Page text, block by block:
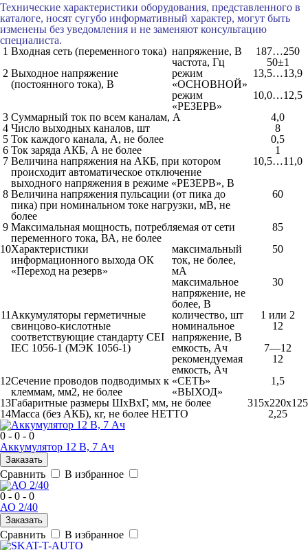
Технические характеристики оборудования, представленного в
каталоге, носят сугубо информативный характер, могут быть
изменены без уведомления и не заменяют консультацию
специалиста.
1 Входная сеть (переменного тока) напряжение, В
187…250
частота, Гц
50±1
2 Выходное напряжение
(постоянного тока), В
режим
«ОСНОВНОЙ»
13,5…13,9
режим
«РЕЗЕРВ»
10,0…12,5
3 Суммарный ток по всем каналам, А
4,0
4 Число выходных каналов, шт
8
5 Ток каждого канала, А, не более
0,5
6 Ток заряда АКБ, А не более
1
7 Величина напряжения на АКБ, при котором
происходит автоматическое отключение
выходного напряжения в режиме «РЕЗЕРВ», В
10,5…11,0
8 Величина напряжения пульсации (от пика до
пика) при номинальном токе нагрузки, мВ, не
более
60
9 Максимальная мощность, потребляемая от сети
переменного тока, ВА, не более
85
10Характеристики
информационного выхода ОК
«Переход на резерв»
максимальный
ток, не более,
мA
50
максимальное
напряжение, не
более, В
30
11 Аккумуляторы герметичные
свинцово-кислотные
соответствующие стандарту CEI
IEC 1056-1 (МЭК 1056-1)
количество, шт
1 или 2
номинальное
напряжение, В
12
емкость, Ач
7—12
рекомендуемая
емкость, Ач
12
12Сечение проводов подводимых к
клеммам, мм2, не более
«СЕТЬ»
1,5
«ВЫХОД»
13Габаритные размеры ШхВхГ, мм, не более
315х220х125
14Масса (без АКБ), кг, не более НЕТТО
2,25
0 - 0 - 0
Аккумулятор 12 В, 7 Ач
Заказать
Сравнить
В избранное
0 - 0 - 0
АО 2/40
Заказать
Сравнить
В избранное